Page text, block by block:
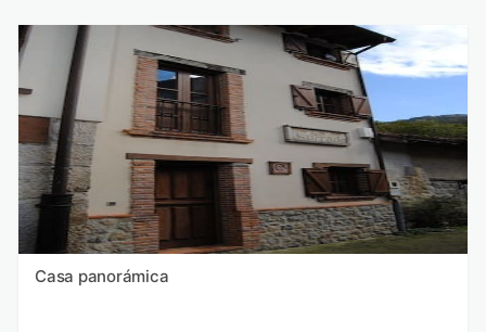
Casa panorámica